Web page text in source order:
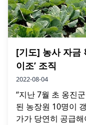
[기도] 농사 자금
이조’ 조직
2022-08-04
“지난 7월 초 옹진
된 농장원 10명이
가가 당연히 공급